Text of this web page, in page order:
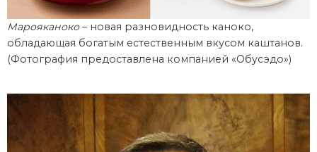
Марояканоко– новая разновидность каноко,
обладающая богатым естественным вкусом каштанов.
(Фотография предоставлена компанией «Обусэдо»)